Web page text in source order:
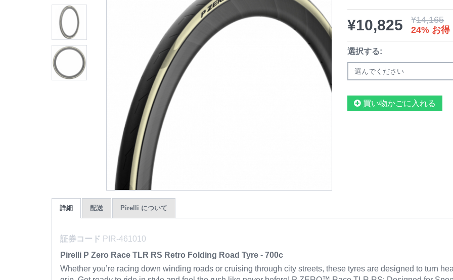
¥10,825 ¥14,165
24% お得
選択する:
選んでください
買い物かごに入れる
詳細 配送 Pirelli について
証券コード PIR-461010
Pirelli P Zero Race TLR RS Retro Folding Road Tyre - 700c
Whether you’re racing down winding roads or cruising through city streets, these tyres are designed to turn